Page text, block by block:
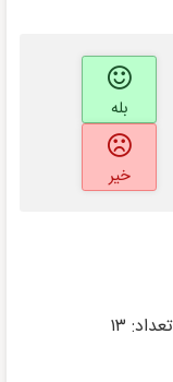
بله
خیر
۱۳